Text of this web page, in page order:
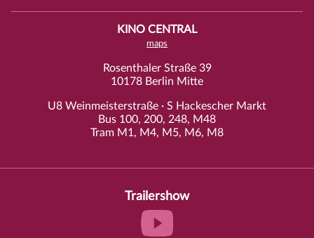
KINO CENTRAL
maps
Rosenthaler Straße 39
10178 Berlin Mitte
U8 Weinmeisterstraße · S Hackescher Markt
Bus 100, 200, 248, M48
Tram M1, M4, M5, M6, M8
Trailershow